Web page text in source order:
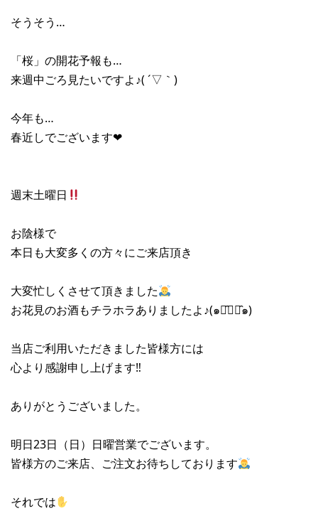
そうそう…
「桜」の開花予報も…
来週中ごろ見たいですよ♪( ´▽｀)
今年も…
春近しでございます❤︎
週末土曜日
お陰様で
本日も大変多くの方々にご来店頂き
大変忙しくさせて頂きました
お花見のお酒もチラホラありましたよ♪(๑･̑◡･̑๑)
当店ご利用いただきました皆様方には
心より感謝申し上げます‼︎
ありがとうございました。
明日23日（日）日曜営業でございます。
皆様方のご来店、ご注文お待ちしております
それでは